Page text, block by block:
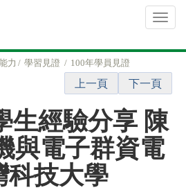
力 學習見證 100年學員見證
上一頁 下一頁
生經驗分享 陳
與電子群資電
科技大學